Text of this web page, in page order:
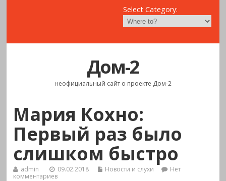
Select Category:
Дом-2
неофициальный сайт о проекте Дом-2
Мария Кохно:
Первый раз было
слишком быстро
admin 09.02.2018 Новости и слухи
Нет
комментариев